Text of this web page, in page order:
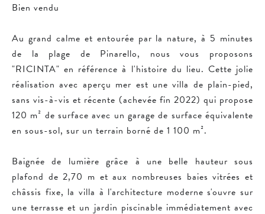
Bien vendu
Au grand calme et entourée par la nature, à 5 minutes
de la plage de Pinarello, nous vous proposons
"RICINTA" en référence à l'histoire du lieu. Cette jolie
réalisation avec aperçu mer est une villa de plain-pied,
sans vis-à-vis et récente (achevée fin 2022) qui propose
120 m² de surface avec un garage de surface équivalente
en sous-sol, sur un terrain borné de 1 100 m².
Baignée de lumière grâce à une belle hauteur sous
plafond de 2,70 m et aux nombreuses baies vitrées et
châssis fixe, la villa à l'architecture moderne s'ouvre sur
une terrasse et un jardin piscinable immédiatement avec